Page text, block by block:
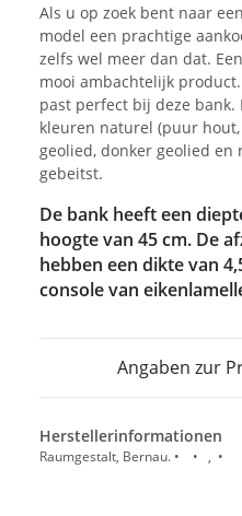
Als u op zoek bent naar
model een prachtige
zelfs wel meer dan dat.
mooi ambachtelijk
past perfect bij deze
kleuren naturel (puur
geolied, donker geolied en
gebeitst.
De bank heeft een
hoogte van 45 cm. De
hebben een dikte van
console van
Angaben zur
Herstellerinformationen
Raumgestalt, Bernau. • • , •